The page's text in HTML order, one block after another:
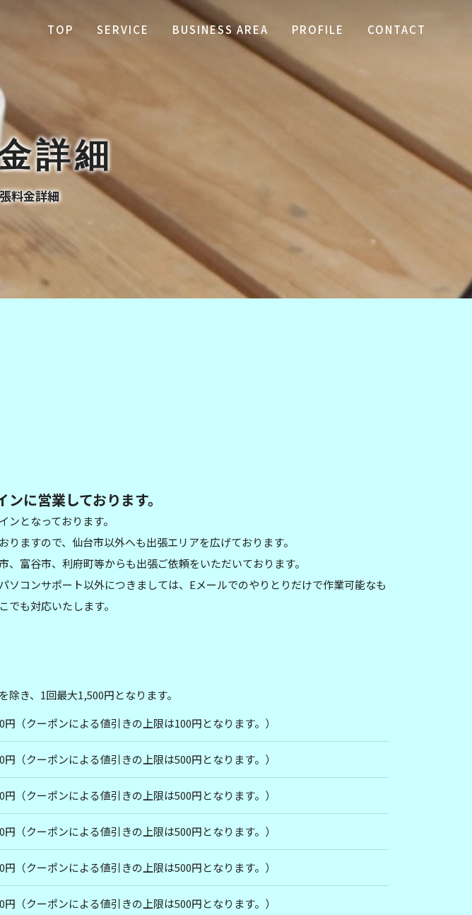
TOP SERVICE BUSINESS AREA PROFILE CONTACT
詳細
料金詳細
に営業しております。
ンとなっております。
りますので、仙台市以外へも出張エリアを広げております。
、富谷市、利府町等からも出張ご依頼をいただいております。
ソコンサポート以外につきましては、Eメールでのやりとりだけで作業可能なも
でも対応いたします。
除き、1回最大1,500円となります。
円（クーポンによる値引きの上限は100円となります。）
円（クーポンによる値引きの上限は500円となります。）
円（クーポンによる値引きの上限は500円となります。）
円（クーポンによる値引きの上限は500円となります。）
円（クーポンによる値引きの上限は500円となります。）
円（クーポンによる値引きの上限は500円となります。）